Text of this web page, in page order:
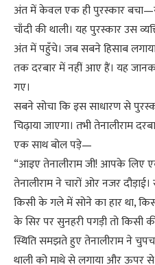
अंत में केवल एक ही पुरस्कार
चाँदी की थाली। यह पुरस्कार उस
अंत में पहुँचे। जब सबने हिसाब
तक दरबार में नहीं आए हैं। यह
गए।
सबने सोचा कि इस साधारण से
चिढ़ाया जाएगा। तभी तेनालीराम
एक साथ बोल पड़े—
“आइए तेनालीराम जी! आपके लिए
तेनालीराम ने चारों ओर नजर
किसी के गले में सोने का हार था,
के सिर पर सुनहरी पगड़ी तो किसी
स्थिति समझते हुए तेनालीराम ने
थाली को माथे से लगाया और ऊपर से